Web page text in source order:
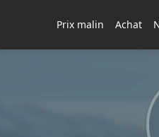
Prix malin Achat